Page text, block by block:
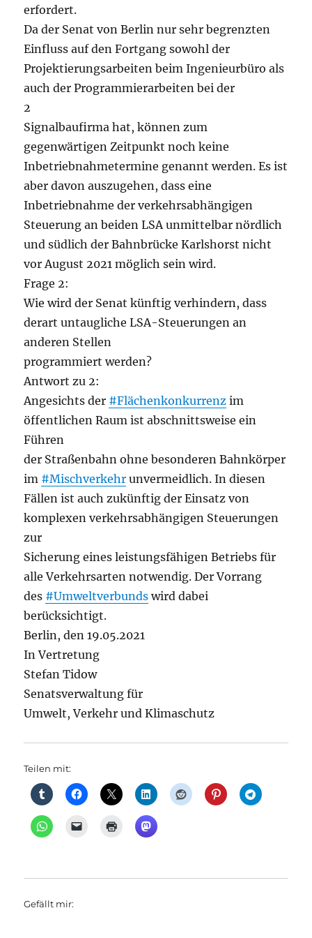
erfordert.
Da der Senat von Berlin nur sehr begrenzten
Einfluss auf den Fortgang sowohl der
Projektierungsarbeiten beim Ingenieurbüro als
auch der Programmierarbeiten bei der
2
Signalbaufirma hat, können zum
gegenwärtigen Zeitpunkt noch keine
Inbetriebnahmetermine genannt werden. Es ist
aber davon auszugehen, dass eine
Inbetriebnahme der verkehrsabhängigen
Steuerung an beiden LSA unmittelbar nördlich
und südlich der Bahnbrücke Karlshorst nicht
vor August 2021 möglich sein wird.
Frage 2:
Wie wird der Senat künftig verhindern, dass
derart untaugliche LSA-Steuerungen an
anderen Stellen
programmiert werden?
Antwort zu 2:
Angesichts der #Flächenkonkurrenz im
öffentlichen Raum ist abschnittsweise ein
Führen
der Straßenbahn ohne besonderen Bahnkörper
im #Mischverkehr unvermeidlich. In diesen
Fällen ist auch zukünftig der Einsatz von
komplexen verkehrsabhängigen Steuerungen
zur
Sicherung eines leistungsfähigen Betriebs für
alle Verkehrsarten notwendig. Der Vorrang
des #Umweltverbunds wird dabei
berücksichtigt.
Berlin, den 19.05.2021
In Vertretung
Stefan Tidow
Senatsverwaltung für
Umwelt, Verkehr und Klimaschutz
Teilen mit:
Gefällt mir: